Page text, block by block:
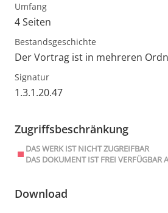
Umfang
4 Seiten
Bestandsgeschichte
Der Vortrag ist in mehreren
Signatur
1.3.1.20.47
Zugriffsbeschränkung
DAS WERK IST NICHT ZUGREIFBAR
DAS DOKUMENT IST FREI VERFÜGBAR
Download